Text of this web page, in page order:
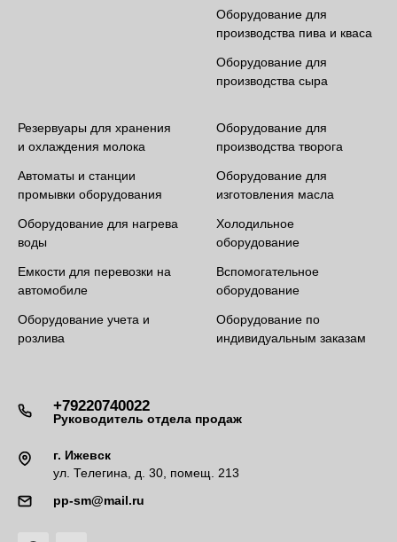
Оборудование для
производства пива и кваса
Оборудование для
производства сыра
Резервуары для хранения
и охлаждения молока
Автоматы и станции
промывки оборудования
Оборудование для нагрева
воды
Емкости для перевозки на
автомобиле
Оборудование учета и
розлива
Оборудование для
производства творога
Оборудование для
изготовления масла
Холодильное
оборудование
Вспомогательное
оборудование
Оборудование по
индивидуальным заказам
+79220740022
Руководитель отдела продаж
г. Ижевск
ул. Телегина, д. 30, помещ. 213
pp-sm@mail.ru